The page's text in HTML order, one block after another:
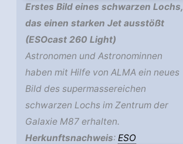
Erstes Bild eines schwarzen Lochs,
das einen starken Jet ausstößt
(ESOcast 260 Light)
Astronomen und Astronominnen
haben mit Hilfe von ALMA ein neues
Bild des supermassereichen
schwarzen Lochs im Zentrum der
Galaxie M87 erhalten.
Herkunftsnachweis:ESO